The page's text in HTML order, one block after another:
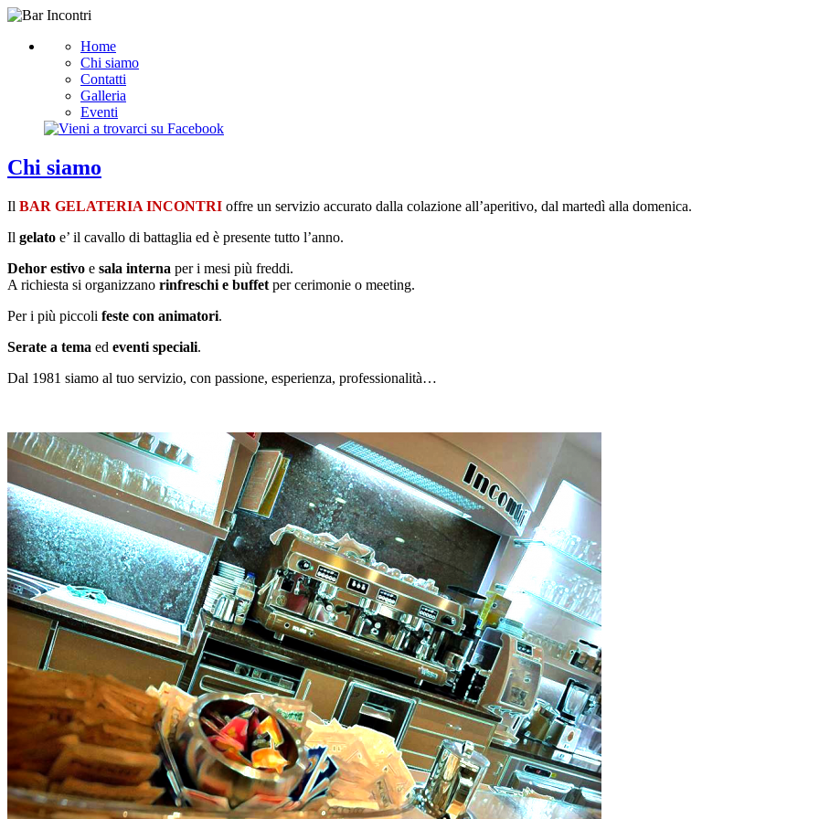
Home
Chi siamo
Contatti
Galleria
Eventi
Chi siamo
Il BAR GELATERIA INCONTRI offre un servizio accurato dalla colazione all’aperitivo, dal martedì alla domenica.
Il gelato e’ il cavallo di battaglia ed è presente tutto l’anno.
Dehor estivo e sala interna per i mesi più freddi.
A richiesta si organizzano rinfreschi e buffet per cerimonie o meeting.
Per i più piccoli feste con animatori.
Serate a tema ed eventi speciali.
Dal 1981 siamo al tuo servizio, con passione, esperienza, professionalità…